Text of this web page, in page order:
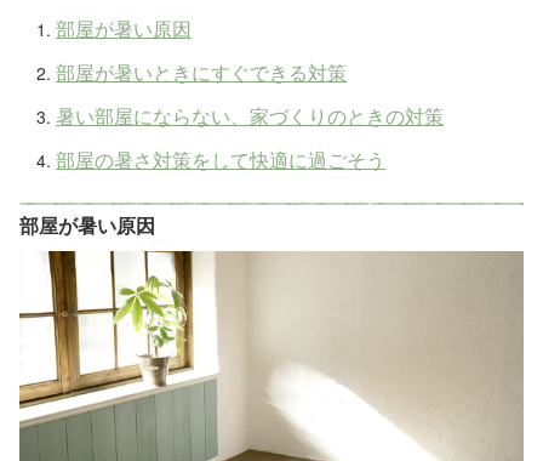
部屋が暑い原因
部屋が暑いときにすぐできる対策
暑い部屋にならない、家づくりのときの対策
部屋の暑さ対策をして快適に過ごそう
部屋が暑い原因